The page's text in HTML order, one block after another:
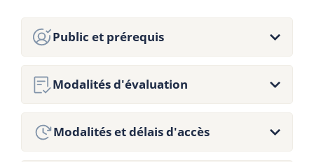
Public et prérequis
Public concerné :
Cette formation est ouverte à tous.
Prérequis :
Capacité à travailler en groupes.
Modalités d'évaluation
Les évaluations (écrites et/ou orales),
Modalités et délais d'accès